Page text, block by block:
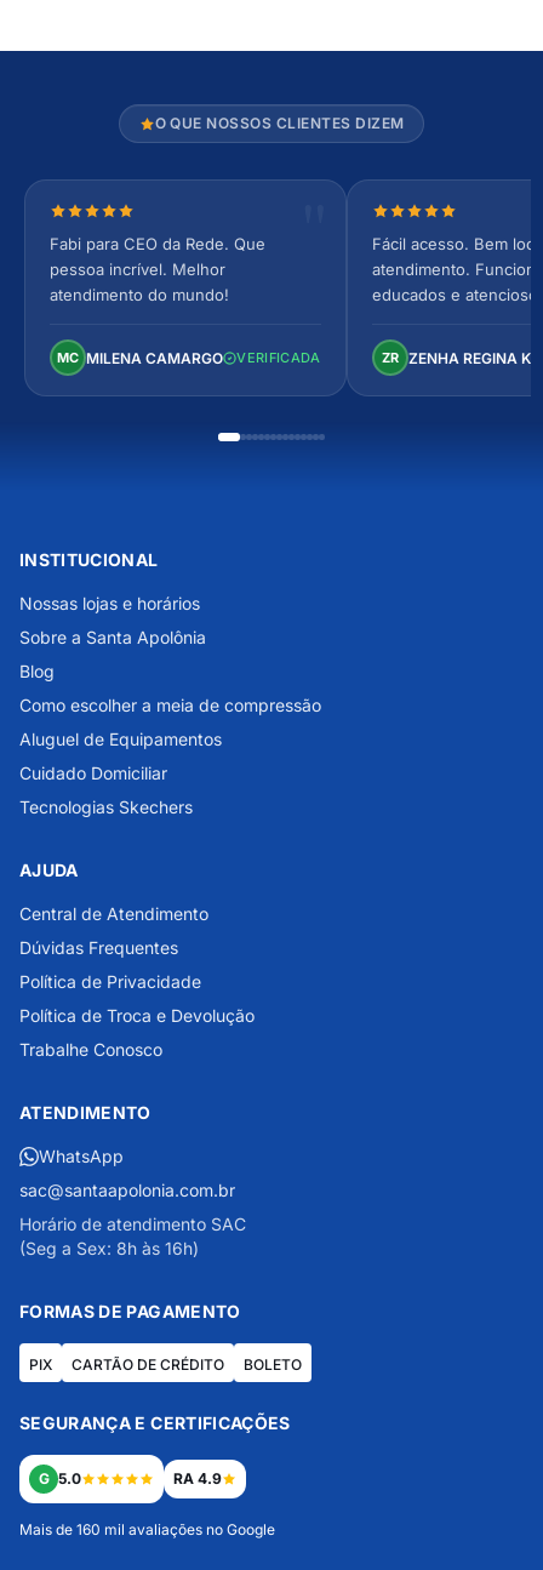
O QUE NOSSOS CLIENTES DIZEM
Nota 5 de 5 estrelas
Fabi para CEO da Rede. Que
pessoa incrível. Melhor
atendimento do mundo!
MC MILENA CAMARGO VERIFICADA
Nota 5 de 5
Fácil acesso. Bem
atendimento.
educados e
Perfeito!
ZR ZENHA REGINA
INSTITUCIONAL
Nossas lojas e horários
Sobre a Santa Apolônia
Blog
Como escolher a meia de compressão
Aluguel de Equipamentos
Cuidado Domiciliar
Tecnologias Skechers
AJUDA
Central de Atendimento
Dúvidas Frequentes
Política de Privacidade
Política de Troca e Devolução
Trabalhe Conosco
ATENDIMENTO
WhatsApp
sac@santaapolonia.com.br
Horário de atendimento SAC
(Seg a Sex: 8h às 16h)
FORMAS DE PAGAMENTO
PIX CARTÃO DE CRÉDITO BOLETO
SEGURANÇA E CERTIFICAÇÕES
G 5.0 RA 4.9
Mais de 160 mil avaliações no Google